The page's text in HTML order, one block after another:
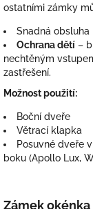
ostatními zámky
Snadná obsluha
Ochrana dětí –
nechtěným
zastřešení.
Možnost použití:
Boční dveře
Větrací klapka
Posuvné dveře
boku (Apollo Lux,
Zámek okénka